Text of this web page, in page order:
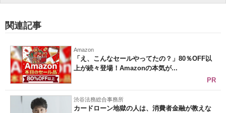
製造業のIT導入・活用を支援
モノづくり技術者専門サイト
エレクトロニクス専門サイト
電子設計の基本と応用
関連記事
Amazon
「え、こんなセールやってたの？」80％OFF以
上が続々登場！Amazonの本気が...
PR
渋谷法務総合事務所
カードローン地獄の人は、消費者金融が教えな